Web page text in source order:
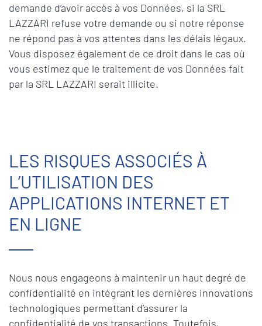
demande d’avoir accès à vos Données, si la SRL
LAZZARI refuse votre demande ou si notre réponse
ne répond pas à vos attentes dans les délais légaux.
Vous disposez également de ce droit dans le cas où
vous estimez que le traitement de vos Données fait
par la SRL LAZZARI serait illicite.
LES RISQUES ASSOCIÉS À
L’UTILISATION DES
APPLICATIONS INTERNET ET
EN LIGNE
Nous nous engageons à maintenir un haut degré de
confidentialité en intégrant les dernières innovations
technologiques permettant d’assurer la
confidentialité de vos transactions. Toutefois,